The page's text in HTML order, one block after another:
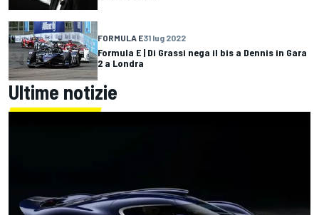
FORMULA E31 lug 2022
Formula E | Di Grassi nega il bis a Dennis in Gara
2 a Londra
Ultime notizie